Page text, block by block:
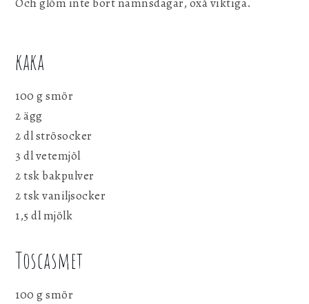
Och glöm inte bort namnsdagar, oxå viktiga.
kaka
100 g smör
2 ägg
2 dl strösocker
3 dl vetemjöl
2 tsk bakpulver
2 tsk vaniljsocker
1,5 dl mjölk
Toscasmet
100 g smör